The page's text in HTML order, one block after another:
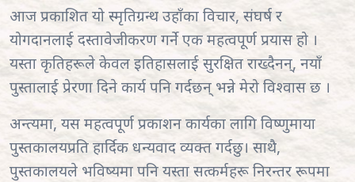
आज प्रकाशित यो स्मृतिग्रन्थ उहाँका विचार, संघर्ष र
योगदानलाई दस्तावेजीकरण गर्ने एक महत्वपूर्ण प्रयास हो ।
यस्ता कृतिहरूले केवल इतिहासलाई सुरक्षित राख्दैनन्, नयाँ
पुस्तालाई प्रेरणा दिने कार्य पनि गर्दछन् भन्ने मेरो विश्वास छ ।
अन्त्यमा, यस महत्वपूर्ण प्रकाशन कार्यका लागि विष्णुमाया
पुस्तकालयप्रति हार्दिक धन्यवाद व्यक्त गर्दछु। साथै,
पुस्तकालयले भविष्यमा पनि यस्ता सत्कर्महरू निरन्तर रूपमा